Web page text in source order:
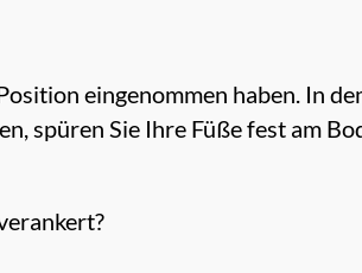
eingenommen haben. In
spüren Sie Ihre Füße fest am